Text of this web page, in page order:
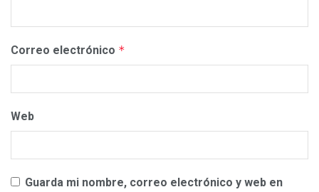
Correo electrónico *
Web
Guarda mi nombre, correo electrónico y web en